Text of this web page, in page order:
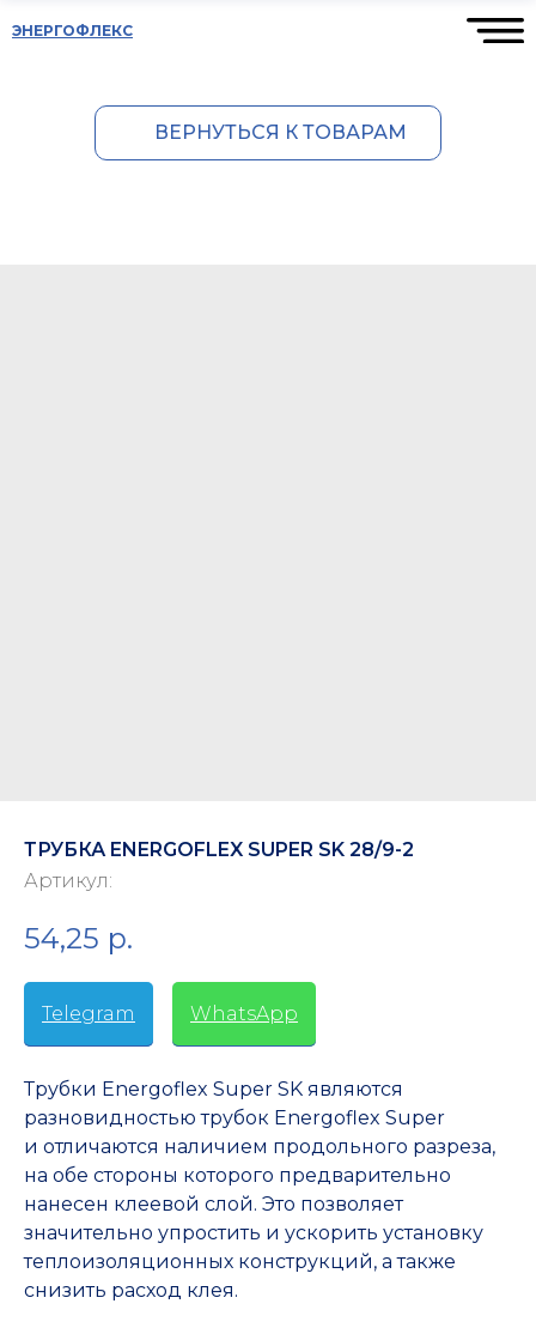
ЭНЕРГОФЛЕКС
ВЕРНУТЬСЯ К ТОВАРАМ
ТРУБКА ENERGOFLEX SUPER SK 28/9-2
Артикул:
54,25 р.
Telegram WhatsApp
Трубки Energoflex Super SK являются
разновидностью трубок Energoflex Super
и отличаются наличием продольного разреза,
на обе стороны которого предварительно
нанесен клеевой слой. Это позволяет
значительно упростить и ускорить установку
теплоизоляционных конструкций, а также
снизить расход клея.